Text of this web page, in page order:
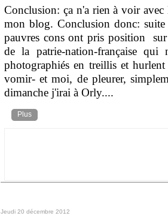
Conclusion: ça n'a rien à voir avec
mon blog. Conclusion donc:
pauvres cons ont pris position sur
de la patrie-nation-française qui
photographiés en treillis et
vomir- et moi, de pleurer,
dimanche j'irai à Orly....
Plus
Jeudi 20 décembre 2012